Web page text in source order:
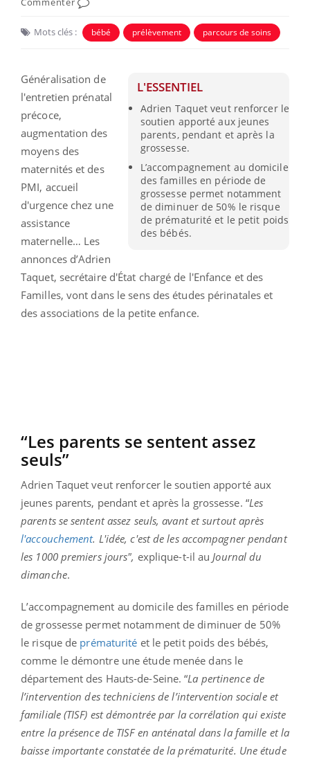
Mots clés : bébé prélèvement parcours de soins
L'ESSENTIEL
Adrien Taquet veut renforcer le
soutien apporté aux jeunes
parents, pendant et après la
grossesse.
L’accompagnement au domicile
des familles en période de
grossesse permet notamment
de diminuer de 50% le risque
de prématurité et le petit poids
des bébés.
Généralisation de
l'entretien prénatal
précoce,
augmentation des
moyens des
maternités et des
PMI, accueil
d'urgence chez une
assistance
maternelle… Les
annonces d’Adrien
Taquet, secrétaire d'État chargé de l'Enfance et des
Familles, vont dans le sens des études périnatales et
des associations de la petite enfance.
“Les parents se sentent assez
seuls”
Adrien Taquet veut renforcer le soutien apporté aux
jeunes parents, pendant et après la grossesse. “Les
parents se sentent assez seuls, avant et surtout après
l'accouchement. L'idée, c'est de les accompagner pendant
les 1000 premiers jours", explique-t-il au Journal du
dimanche.
L’accompagnement au domicile des familles en période
de grossesse permet notamment de diminuer de 50%
le risque de prématurité et le petit poids des bébés,
comme le démontre une étude menée dans le
département des Hauts-de-Seine. “La pertinence de
l’intervention des techniciens de l’intervention sociale et
familiale (TISF) est démontrée par la corrélation qui existe
entre la présence de TISF en anténatal dans la famille et la
baisse importante constatée de la prématurité. Une étude